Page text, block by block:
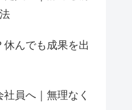
んでも成果を出
員へ｜無理なく